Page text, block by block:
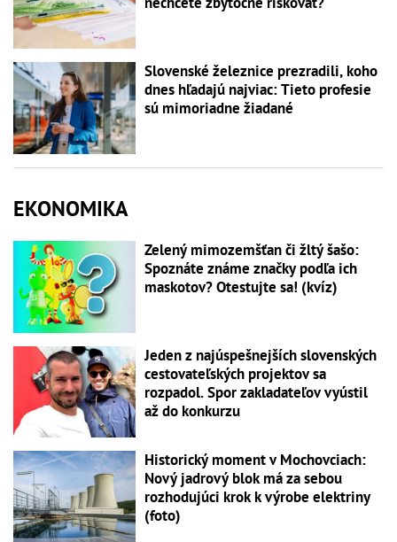
Slovenské železnice prezradili, koho
dnes hľadajú najviac: Tieto profesie
sú mimoriadne žiadané
EKONOMIKA
Zelený mimozemšťan či žltý šašo:
Spoznáte známe značky podľa ich
maskotov? Otestujte sa! (kvíz)
Jeden z najúspešnejších slovenských
cestovateľských projektov sa
rozpadol. Spor zakladateľov vyústil
až do konkurzu
Historický moment v Mochovciach:
Nový jadrový blok má za sebou
rozhodujúci krok k výrobe elektriny
(foto)